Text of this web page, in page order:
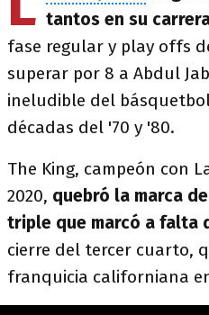
tantos en su
fase regular y play offs
superar por 8 a Abdul
ineludible del
décadas del '70 y '80.
The King, campeón con
2020, quebró la marca
triple que marcó a falta
cierre del tercer cuarto,
franquicia californiana